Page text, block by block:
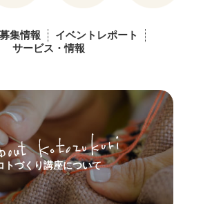
集情報
イベントレポート
サービス・情報
トづくり講座について